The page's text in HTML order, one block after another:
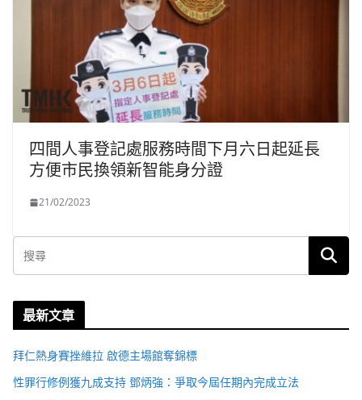
四間人事登記處服務時間下月六日起延長
方便市民換領新智能身分證
21/02/2023
最新文章
拜仁熱身賽挫維拉 啟德主場館奪錦標
性罪行修例獲九成支持 鄧炳強：爭取今屆任期內完成立法